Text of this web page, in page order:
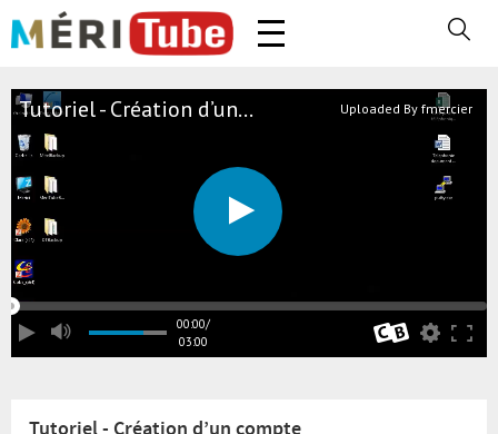
Tutoriel - Création d’un... Uploaded By fmercier
00:00/
03:00